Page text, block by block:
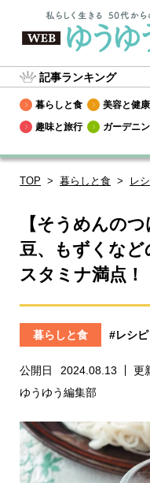
記事ランキング
暮らしと食 美容と健康
趣味と旅行
ガーデニ
TOP 暮らしと食 レ
【そうめんの
豆、もずくな
スタミナ満点！
暮らしと食 #レシピ
公開日 2024.08.13 更
ゆうゆう編集部